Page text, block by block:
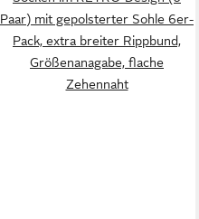
Paar) mit gepolsterter Sohle 6er-
Pack, extra breiter Rippbund,
Größenanagabe, flache
Zehennaht